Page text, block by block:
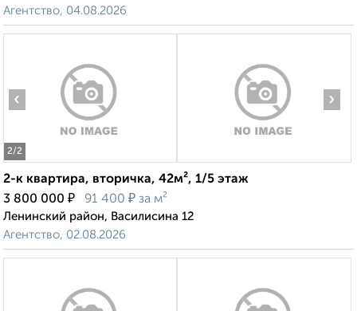
Агентство, 04.08.2026
2/2
‹ ›
2-к квартира, вторичка, 42м², 1/5 этаж
3 800 000 ₽ 91 400 ₽ за м²
Ленинский район, Василисина 12
Агентство, 02.08.2026